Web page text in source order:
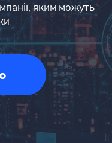
яким можуть